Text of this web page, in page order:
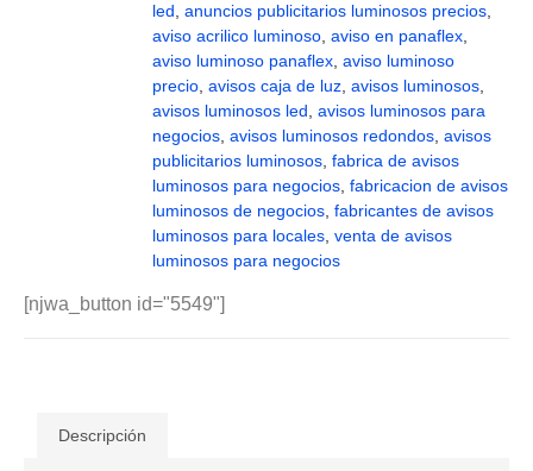
led anuncios publicitarios luminosos precios
aviso acrilico luminoso aviso en panaflex
aviso luminoso panaflex aviso luminoso
precio avisos caja de luz avisos luminosos
avisos luminosos led avisos luminosos para
negocios avisos luminosos redondos avisos
publicitarios luminosos fabrica de avisos
luminosos para negocios fabricacion de avisos
luminosos de negocios fabricantes de avisos
luminosos para locales venta de avisos
luminosos para negocios
[njwa_button id="5549"]
Descripción